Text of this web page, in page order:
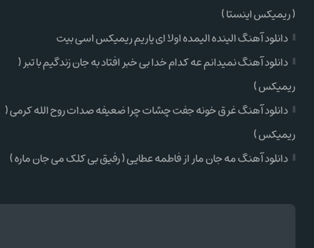
( ریمیکس اینستا )
دانلود آهنگ الینده الیمده اولا ای یاریم ریمیکس اسی بیت
دانلود آهنگ نمیدانم عه کدام خدا بی خبر افتاد به جان زندگیم با تبر (
ریمیکس )
دانلود آهنگ غرق خونه جفت چشات چرا ضعیفه صدات روح الله کرمی (
ریمیکس )
دانلود آهنگ مه جان مار از فاطمه عطایی ( رفیق بی کلک می جان ماره )